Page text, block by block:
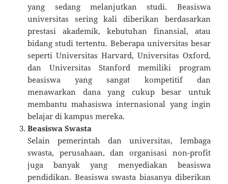
yang sedang melanjutkan studi. Beasiswa
universitas sering kali diberikan berdasarkan
prestasi akademik, kebutuhan finansial, atau
bidang studi tertentu. Beberapa universitas besar
seperti Universitas Harvard, Universitas Oxford,
dan Universitas Stanford memiliki program
beasiswa yang sangat kompetitif dan
menawarkan dana yang cukup besar untuk
membantu mahasiswa internasional yang ingin
belajar di kampus mereka.
Beasiswa Swasta
Selain pemerintah dan universitas, lembaga
swasta, perusahaan, dan organisasi non-profit
juga banyak yang menyediakan beasiswa
pendidikan. Beasiswa swasta biasanya diberikan